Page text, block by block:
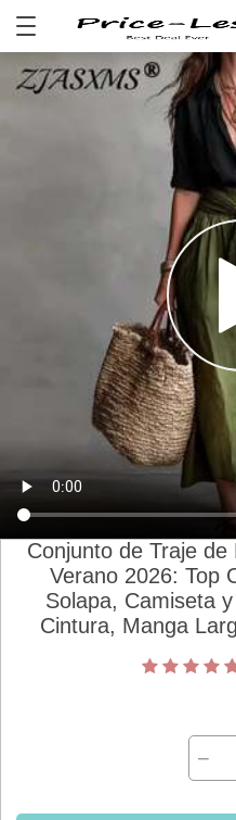
Conjunto de Traje
Verano 2026: Top
Solapa, Camiseta
Cintura, Manga
−